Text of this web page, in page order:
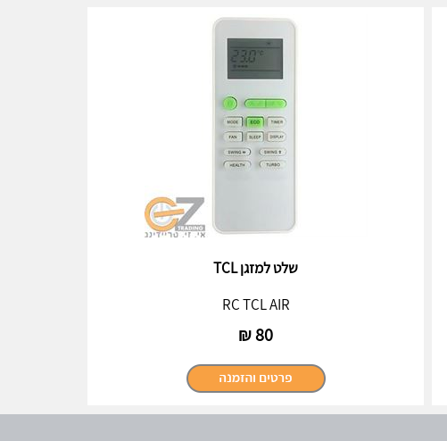
שלט למזגן TCL
RC TCL AIR
80
₪